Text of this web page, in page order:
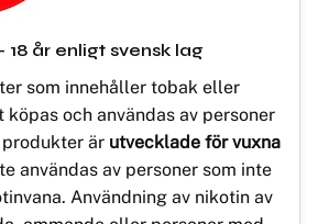
18 år enligt svensk lag
som innehåller tobak eller
och användas av personer
produkter är utvecklade för vuxna
användas av personer som inte
Användning av nikotin av